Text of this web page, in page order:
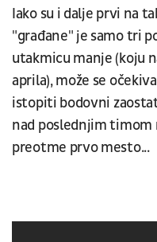
Iako su i dalje prvi na
"građane" je samo tri
utakmicu manje (koju
aprila), može se
istopiti bodovni
nad poslednjim timom
preotme prvo mesto...